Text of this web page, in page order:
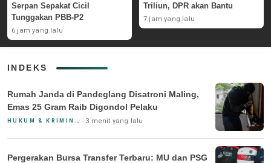
Serpan Sepakat Cicil
Tunggakan PBB-P2
6 jam yang lalu
Triliun, DPR akan Bantu
7 jam yang lalu
INDEKS
Rumah Janda di Pandeglang Disatroni Maling,
Emas 25 Gram Raib Digondol Pelaku
3 menit yang lalu
Pergerakan Bursa Transfer Terbaru: MU dan PSG